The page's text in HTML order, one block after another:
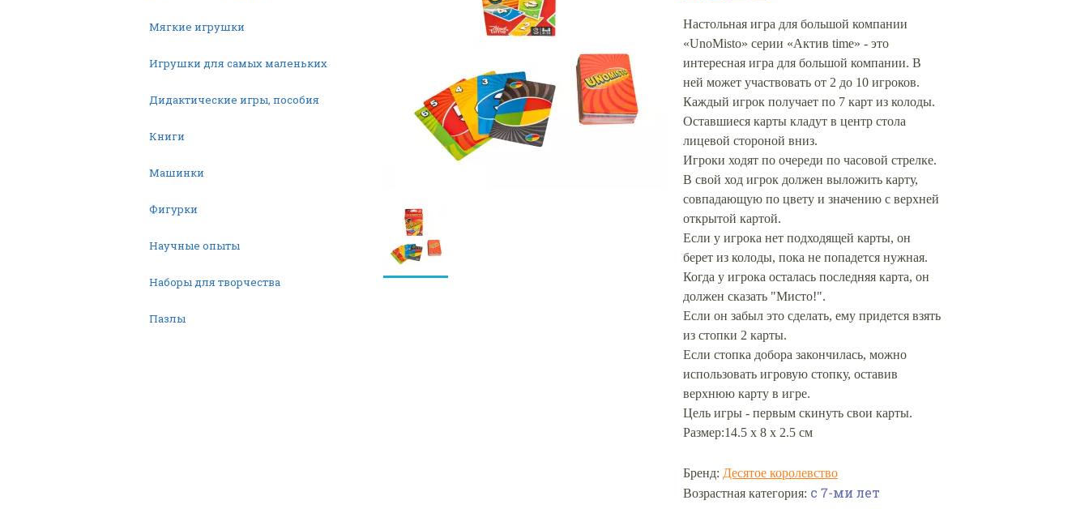
Настольная игра для большой компании
«UnoMisto» серии «Актив time» - это
интересная игра для большой компании. В
ней может участвовать от 2 до 10 игроков.
Каждый игрок получает по 7 карт из колоды.
Оставшиеся карты кладут в центр стола
лицевой стороной вниз.
Игроки ходят по очереди по часовой стрелке.
В свой ход игрок должен выложить карту,
совпадающую по цвету и значению с верхней
открытой картой.
Если у игрока нет подходящей карты, он
берет из колоды, пока не попадется нужная.
Когда у игрока осталась последняя карта, он
должен сказать "Мисто!".
Если он забыл это сделать, ему придется взять
из стопки 2 карты.
Если стопка добора закончилась, можно
использовать игровую стопку, оставив
верхнюю карту в игре.
Цель игры - первым скинуть свои карты.
Размер:14.5 х 8 х 2.5 см
Бренд: Десятое королевство
Возрастная категория: с 7-ми лет
Мягкие игрушки
Игрушки для самых маленьких
Дидактические игры, пособия
Книги
Машинки
Фигурки
Научные опыты
Наборы для творчества
Пазлы